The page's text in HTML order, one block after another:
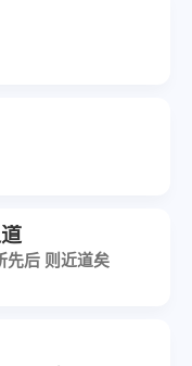
先后 则近道矣